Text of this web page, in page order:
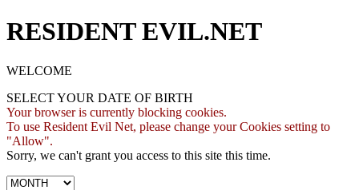
RESIDENT EVIL.NET
WELCOME
SELECT YOUR DATE OF BIRTH
Your browser is currently blocking cookies.
To use Resident Evil Net, please change your Cookies setting to
"Allow".
Sorry, we can't grant you access to this site this time.